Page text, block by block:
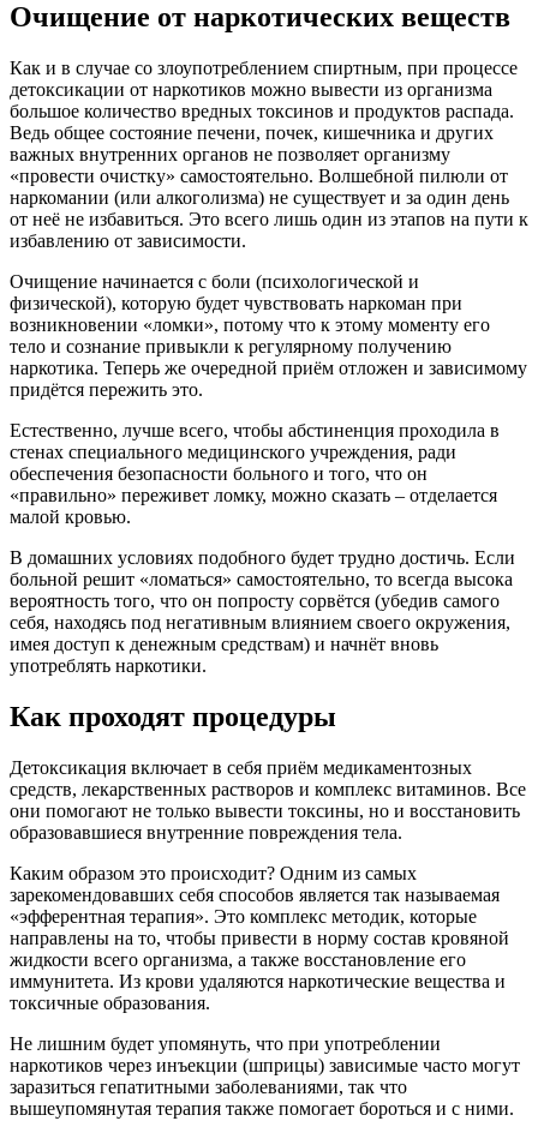
Очищение от наркотических веществ
Как и в случае со злоупотреблением спиртным, при процессе
детоксикации от наркотиков можно вывести из организма
большое количество вредных токсинов и продуктов распада.
Ведь общее состояние печени, почек, кишечника и других
важных внутренних органов не позволяет организму
«провести очистку» самостоятельно. Волшебной пилюли от
наркомании (или алкоголизма) не существует и за один день
от неё не избавиться. Это всего лишь один из этапов на пути к
избавлению от зависимости.
Очищение начинается с боли (психологической и
физической), которую будет чувствовать наркоман при
возникновении «ломки», потому что к этому моменту его
тело и сознание привыкли к регулярному получению
наркотика. Теперь же очередной приём отложен и зависимому
придётся пережить это.
Естественно, лучше всего, чтобы абстиненция проходила в
стенах специального медицинского учреждения, ради
обеспечения безопасности больного и того, что он
«правильно» переживет ломку, можно сказать – отделается
малой кровью.
В домашних условиях подобного будет трудно достичь. Если
больной решит «ломаться» самостоятельно, то всегда высока
вероятность того, что он попросту сорвётся (убедив самого
себя, находясь под негативным влиянием своего окружения,
имея доступ к денежным средствам) и начнёт вновь
употреблять наркотики.
Как проходят процедуры
Детоксикация включает в себя приём медикаментозных
средств, лекарственных растворов и комплекс витаминов. Все
они помогают не только вывести токсины, но и восстановить
образовавшиеся внутренние повреждения тела.
Каким образом это происходит? Одним из самых
зарекомендовавших себя способов является так называемая
«эфферентная терапия». Это комплекс методик, которые
направлены на то, чтобы привести в норму состав кровяной
жидкости всего организма, а также восстановление его
иммунитета. Из крови удаляются наркотические вещества и
токсичные образования.
Не лишним будет упомянуть, что при употреблении
наркотиков через инъекции (шприцы) зависимые часто могут
заразиться гепатитными заболеваниями, так что
вышеупомянутая терапия также помогает бороться и с ними.